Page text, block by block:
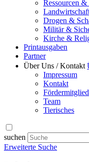
Ressourcen
Drogen &
Militär &
Kirche &
Printausgaben
Partner
Über Uns / Kontakt
Impressum
Kontakt
Team
Tierisches
suchen
Erweiterte Suche